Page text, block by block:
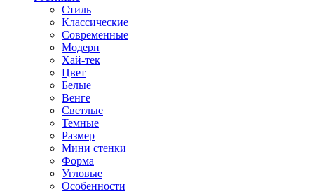
Стиль
Классические
Современные
Модерн
Хай-тек
Цвет
Белые
Венге
Светлые
Темные
Размер
Мини стенки
Форма
Угловые
Особенности